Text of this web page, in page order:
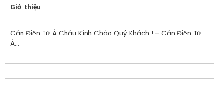
Giới thiệu
Cân Điện Tử Á Châu Kính Chào Quý Khách ! – Cân Điện Tử
Á...